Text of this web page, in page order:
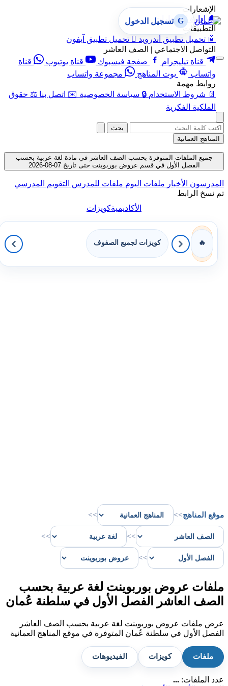
الإشعارات
🔔 إدارة الإشعارات
التطبيقات
🤖 تحميل تطبيق أندرويد  تحميل تطبيق آيفون
التواصل الاجتماعي | الصف العاشر
قناة تيليجرام
صفحة فيسبوك قناة يوتيوب
قناة
واتساب
بوت المناهج
مجموعة واتساب
روابط مهمة
📄 شروط الاستخدام 🔒 سياسة الخصوصية ✉️ اتصل بنا ⚖️ حقوق
الملكية الفكرية
G تسجيل الدخول
بحث
المناهج العمانية
جميع الملفات المتوفرة بحسب الصف العاشر في مادة لغة عربية بحسب
الفصل الأول في قسم عروض بوربوينت حتى تاريخ 07-08-2026
المدرسون الأخبار ملفات اليوم ملفات للمدرس التقويم المدرسي
تم نسخ الرابط
الأكاديميةكويزات
🔥 كويزات لجميع الصفوف
موقع المناهج>>
>>
>>
>>
>>
ملفات عروض بوربوينت لغة عربية بحسب
الصف العاشر الفصل الأول في سلطنة عُمان
عرض ملفات عروض بوربوينت لغة عربية بحسب الصف العاشر
الفصل الأول في سلطنة عُمان المتوفرة في موقع المناهج العمانية
ملفات كويزات الفيديوهات
عدد الملفات: ...